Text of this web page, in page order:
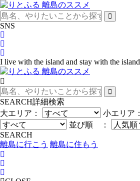
SNS
I live with the island and stay with the island
SEARCH詳細検索
大エリア：
小エリア：
並び順 ：
SEARCH
離島に行こう 離島に住もう